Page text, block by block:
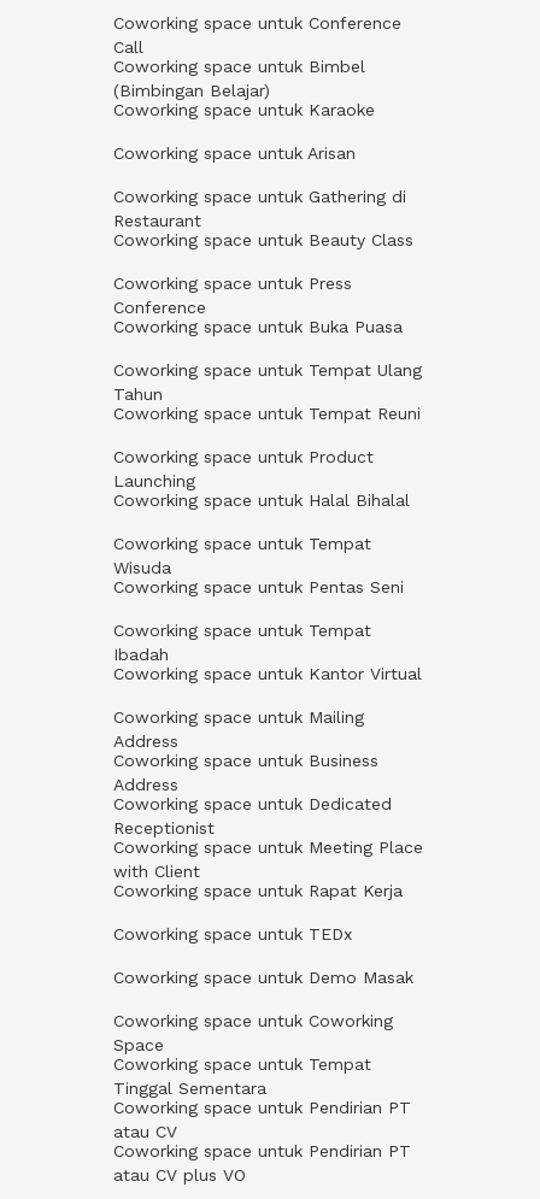
Coworking space untuk Conference
Call
Coworking space untuk Bimbel
(Bimbingan Belajar)
Coworking space untuk Karaoke
Coworking space untuk Arisan
Coworking space untuk Gathering di
Restaurant
Coworking space untuk Beauty Class
Coworking space untuk Press
Conference
Coworking space untuk Buka Puasa
Coworking space untuk Tempat Ulang
Tahun
Coworking space untuk Tempat Reuni
Coworking space untuk Product
Launching
Coworking space untuk Halal Bihalal
Coworking space untuk Tempat
Wisuda
Coworking space untuk Pentas Seni
Coworking space untuk Tempat
Ibadah
Coworking space untuk Kantor Virtual
Coworking space untuk Mailing
Address
Coworking space untuk Business
Address
Coworking space untuk Dedicated
Receptionist
Coworking space untuk Meeting Place
with Client
Coworking space untuk Rapat Kerja
Coworking space untuk TEDx
Coworking space untuk Demo Masak
Coworking space untuk Coworking
Space
Coworking space untuk Tempat
Tinggal Sementara
Coworking space untuk Pendirian PT
atau CV
Coworking space untuk Pendirian PT
atau CV plus VO